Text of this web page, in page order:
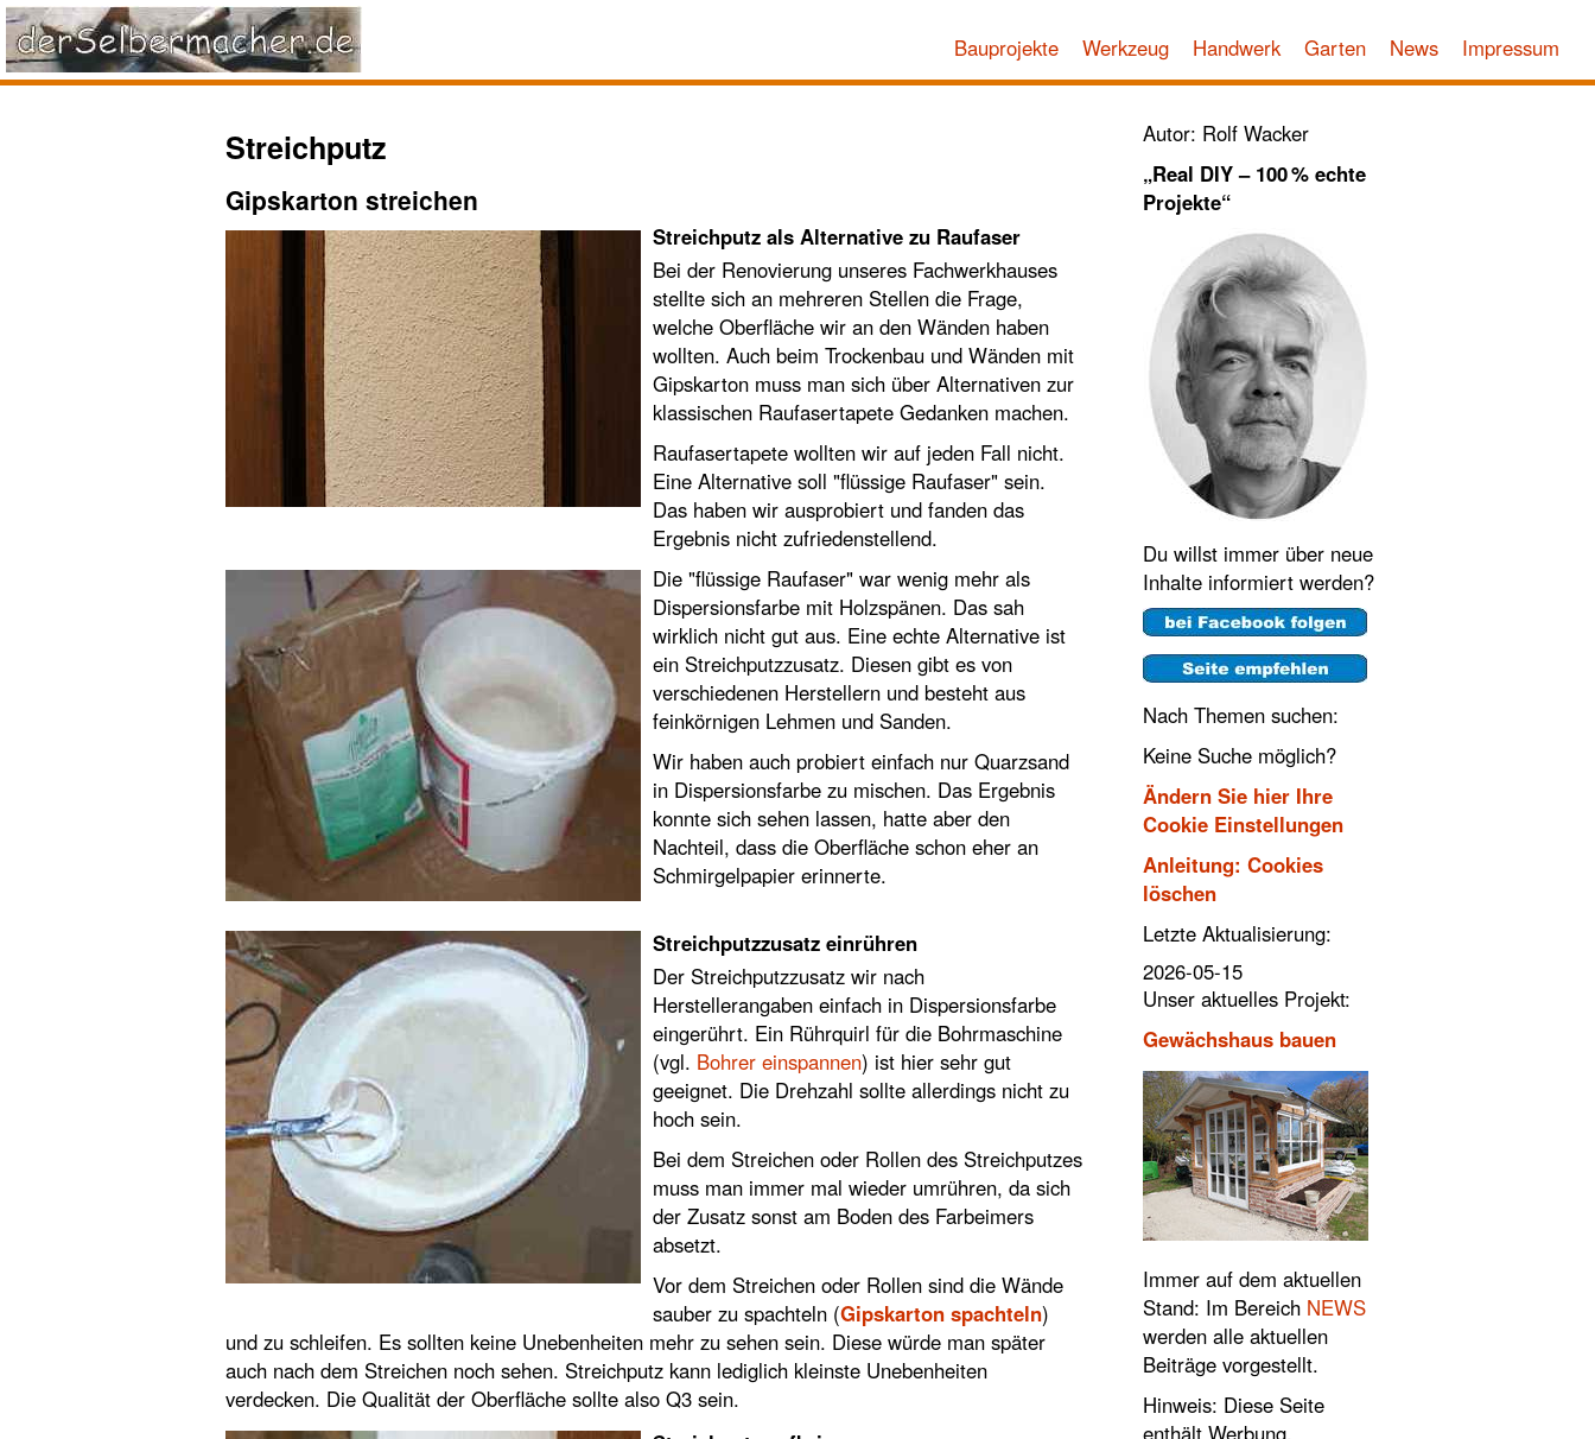
Bauprojekte Werkzeug Handwerk Garten News Impressum
Streichputz
Gipskarton streichen
Streichputz als Alternative zu Raufaser
Bei der Renovierung unseres Fachwerkhauses
stellte sich an mehreren Stellen die Frage,
welche Oberfläche wir an den Wänden haben
wollten. Auch beim Trockenbau und Wänden mit
Gipskarton muss man sich über Alternativen zur
klassischen Raufasertapete Gedanken machen.
Raufasertapete wollten wir auf jeden Fall nicht.
Eine Alternative soll "flüssige Raufaser" sein.
Das haben wir ausprobiert und fanden das
Ergebnis nicht zufriedenstellend.
Die "flüssige Raufaser" war wenig mehr als
Dispersionsfarbe mit Holzspänen. Das sah
wirklich nicht gut aus. Eine echte Alternative ist
ein Streichputzzusatz. Diesen gibt es von
verschiedenen Herstellern und besteht aus
feinkörnigen Lehmen und Sanden.
Wir haben auch probiert einfach nur Quarzsand
in Dispersionsfarbe zu mischen. Das Ergebnis
konnte sich sehen lassen, hatte aber den
Nachteil, dass die Oberfläche schon eher an
Schmirgelpapier erinnerte.
Streichputzzusatz einrühren
Der Streichputzzusatz wir nach
Herstellerangaben einfach in Dispersionsfarbe
eingerührt. Ein Rührquirl für die Bohrmaschine
(vgl. Bohrer einspannen) ist hier sehr gut
geeignet. Die Drehzahl sollte allerdings nicht zu
hoch sein.
Bei dem Streichen oder Rollen des Streichputzes
muss man immer mal wieder umrühren, da sich
der Zusatz sonst am Boden des Farbeimers
absetzt.
Vor dem Streichen oder Rollen sind die Wände
sauber zu spachteln (Gipskarton spachteln)
und zu schleifen. Es sollten keine Unebenheiten mehr zu sehen sein. Diese würde man später
auch nach dem Streichen noch sehen. Streichputz kann lediglich kleinste Unebenheiten
verdecken. Die Qualität der Oberfläche sollte also Q3 sein.
Autor: Rolf Wacker
„Real DIY – 100 % echte
Projekte“
Du willst immer über neue
Inhalte informiert werden?
Nach Themen suchen:
Keine Suche möglich?
Ändern Sie hier Ihre
Cookie Einstellungen
Anleitung: Cookies
löschen
Letzte Aktualisierung:
2026-05-15
Unser aktuelles Projekt:
Gewächshaus bauen
Immer auf dem aktuellen
Stand: Im Bereich NEWS
werden alle aktuellen
Beiträge vorgestellt.
Hinweis: Diese Seite
enthält Werbung.